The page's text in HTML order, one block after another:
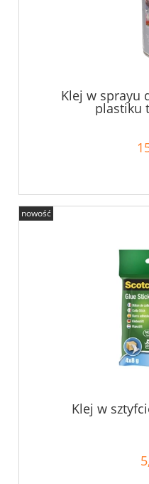
Klej w sprayu
plastiku
Klej w
nowość